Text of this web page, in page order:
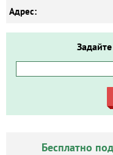
Адрес:
Бесплатно